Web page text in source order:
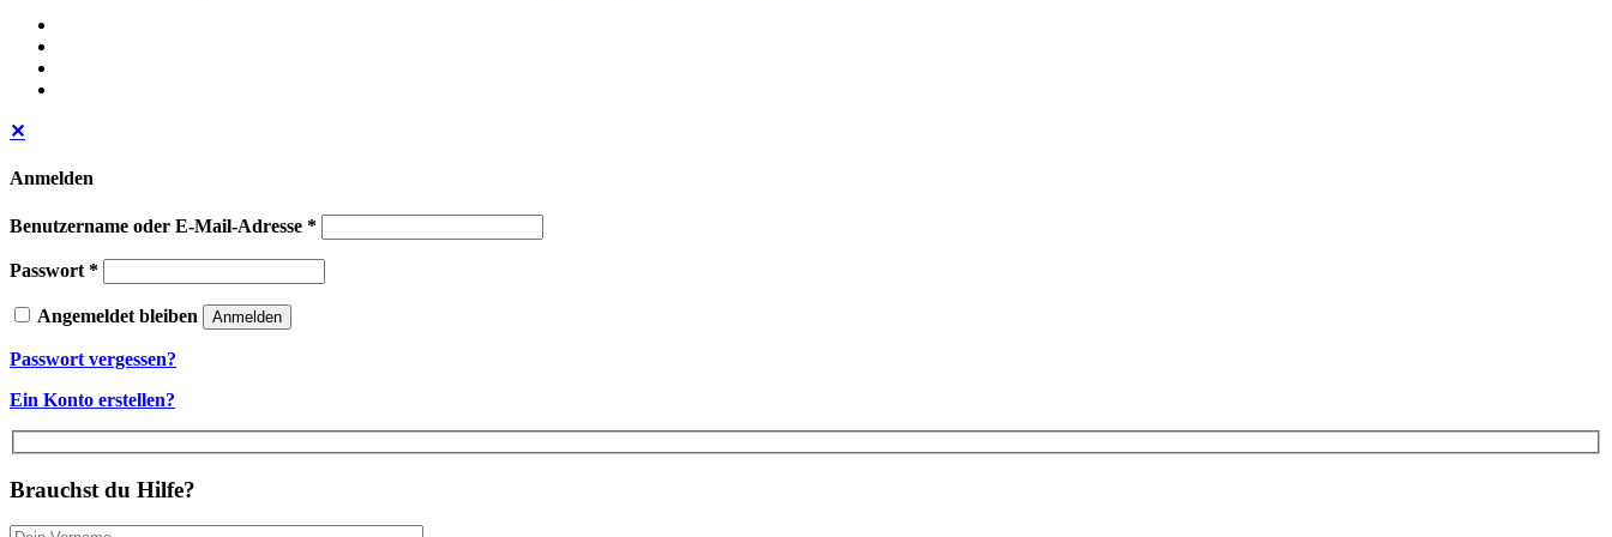
✕
Anmelden
Benutzername oder E-Mail-Adresse *
Passwort*
Angemeldet bleiben Anmelden
Passwort vergessen?
Ein Konto erstellen?
Brauchst du Hilfe?